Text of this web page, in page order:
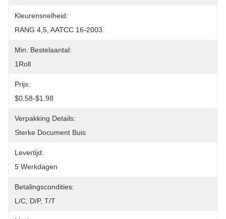
Kleurensnelheid:
RANG 4,5, AATCC 16-2003
Min. Bestelaantal:
1Roll
Prijs:
$0.58-$1.98
Verpakking Details:
Sterke Document Buis
Levertijd:
5 Werkdagen
Betalingscondities:
L/C, D/P, T/T